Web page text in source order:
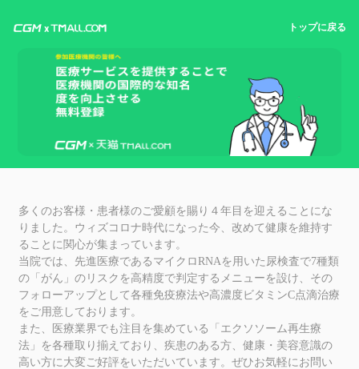
トップに戻る
多くのお客様・患者様のご愛顧を賜り４年目を迎えることにな
りました。ウィズコロナ時代になった今、改めて健康を維持す
ることに関心が集まっています。
当院では、先進医療であるマイクロRNAを用いた尿検査で7種類
の「がん」のリスクを高精度で判定するメニューを設け、その
フォローアップとして各種免疫療法や高濃度ビタミンC点滴治療
をご用意しております。
また、医療業界でも注目を集めている「エクソソーム再生療
法」を各種取り揃えており、疾患のある方、健康・美容意識の
高い方に大変ご好評をいただいています。ぜひお気軽にお問い